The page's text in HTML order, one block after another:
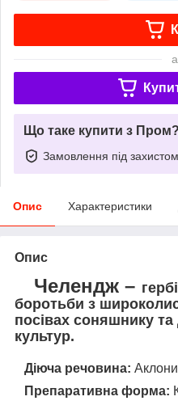
Що таке купити з Пром?
Замовлення під захистом
Опис Характеристики
Опис
Челендж –
боротьби з
посівах соняшнику
культур.
Діюча речовина:
Препаративна форма: